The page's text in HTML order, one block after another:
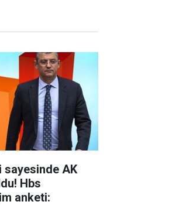
sayesinde AK
Hbs
anketi: